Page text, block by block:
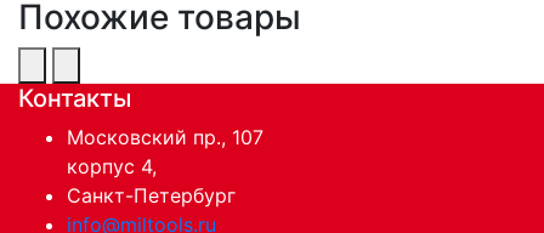
Похожие товары
Контакты
Московский пр., 107
корпус 4,
Санкт-Петербург
info@miltools.ru